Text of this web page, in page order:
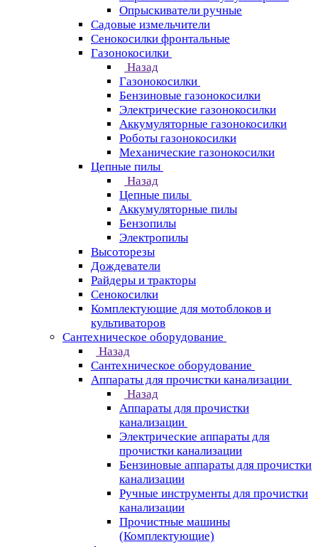
Опрыскиватели ручные
Садовые измельчители
Сенокосилки фронтальные
Газонокосилки
Назад
Газонокосилки
Бензиновые газонокосилки
Электрические газонокосилки
Аккумуляторные газонокосилки
Роботы газонокосилки
Механические газонокосилки
Цепные пилы
Назад
Цепные пилы
Аккумуляторные пилы
Бензопилы
Электропилы
Высоторезы
Дождеватели
Райдеры и тракторы
Сенокосилки
Комплектующие для мотоблоков и
культиваторов
Сантехническое оборудование
Назад
Сантехническое оборудование
Аппараты для прочистки канализации
Назад
Аппараты для прочистки
канализации
Электрические аппараты для
прочистки канализации
Бензиновые аппараты для прочистки
канализации
Ручные инструменты для прочистки
канализации
Прочистные машины
(Комплектующие)